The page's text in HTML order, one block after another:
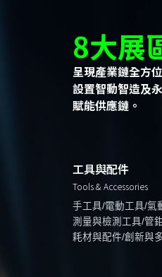
8大展
呈現產業鏈全方
設置智動智造及
賦能供應鏈。
工具與配件
Tools & Accessories
手工具/電動工具/氣
測量與檢測工具/管
耗材與配件/創新與